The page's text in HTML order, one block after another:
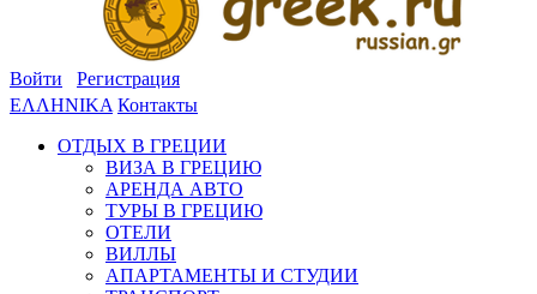
Войти
Регистрация
ΕΛΛΗΝΙΚΑ Контакты
ОТДЫХ В ГРЕЦИИ
ВИЗА В ГРЕЦИЮ
АРЕНДА АВТО
ТУРЫ В ГРЕЦИЮ
ОТЕЛИ
ВИЛЛЫ
АПАРТАМЕНТЫ И СТУДИИ